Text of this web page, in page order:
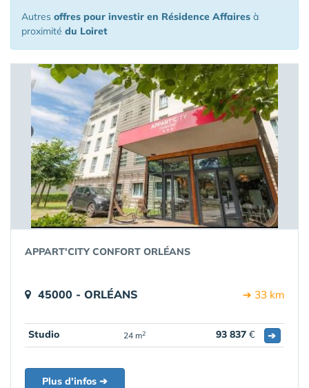
Autres offres pour investir en Résidence Affaires à
proximité du Loiret
APPART'CITY CONFORT ORLÉANS
45000 - ORLÉANS ➔ 33 km
Studio 24 m2 93 837 € ➔
Plus d'infos ➔